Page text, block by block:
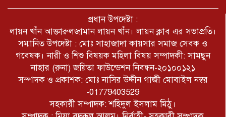
যুক্তরাষ্ট্রের আইডাহো অঙ্গরাজ্যের টুইন
ফলস শহরে একটি শপিং সেন্টারে এক
বন্দুকধারীর গুলিতে তিনজন নিহত
হয়েছে।খবর আইবিএননিউজ।
সারাদেশে আইনশৃঙ্খলা বাহিনীর বিরুদ্ধে
চলমান মিথ্যা প্রোপাগান্ডার ঘৃণিত
ষড়যন্ত্রের শিকার রাজশাহী কারাগার এর
নিরপরাধ কারারক্ষী জহুরুল।
৫ আগষ্ট কক্সবাজার জেলা প্রেসক্লাব
কর্তৃক আয়োজিত জুলাই অভ্যূত্থান দিবস
প্রধান উপদেষ্টা :
লায়ন খাঁন আক্তারুলজামান লায়ন খাঁন। লায়ন ক্লাব এর সভাপ্রতি।
সম্মানিত উপদেষ্টা : মোঃ সাহাজাদা কায়সার সমাজ সেবক ও
গবেষক। নারী ও শিশু বিষয়ক মহিলা বিষয় সম্পাদকী: সামছুন
নাহার (রুনা) জয়িতা ফাউন্ডেশন নিবন্ধন-২০১০০১২১
সম্পাদক ও প্রকাশক: মোঃ নাসির উদ্দীন গাজী মোবাইল নম্বর
-01779403529
সহকারী সম্পাদক: শহিদুল ইসলাম মিঠু।